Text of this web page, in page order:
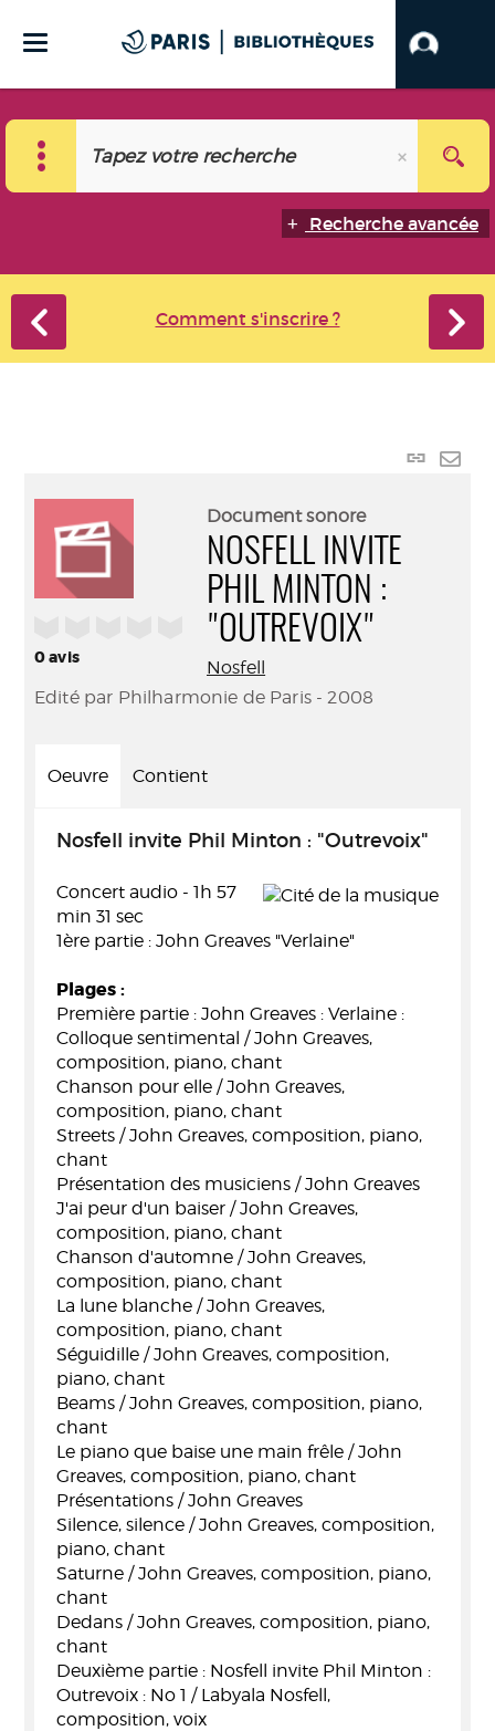
Recherche avancée
Comment s'inscrire ?
Lien
0avis
Document sonore
NOSFELL INVITE
PHIL MINTON :
"OUTREVOIX"
Nosfell
Edité par Philharmonie de Paris - 2008
Oeuvre Contient
Nosfell invite Phil Minton : "Outrevoix"
Concert audio - 1h 57
min 31 sec
1ère partie : John Greaves "Verlaine"
Plages :
Première partie : John Greaves : Verlaine :
Colloque sentimental / John Greaves,
composition, piano, chant
Chanson pour elle / John Greaves,
composition, piano, chant
Streets / John Greaves, composition, piano,
chant
Présentation des musiciens / John Greaves
J'ai peur d'un baiser / John Greaves,
composition, piano, chant
Chanson d'automne / John Greaves,
composition, piano, chant
La lune blanche / John Greaves,
composition, piano, chant
Séguidille / John Greaves, composition,
piano, chant
Beams / John Greaves, composition, piano,
chant
Le piano que baise une main frêle / John
Greaves, composition, piano, chant
Présentations / John Greaves
Silence, silence / John Greaves, composition,
piano, chant
Saturne / John Greaves, composition, piano,
chant
Dedans / John Greaves, composition, piano,
chant
Deuxième partie : Nosfell invite Phil Minton :
Outrevoix : No 1 / Labyala Nosfell,
composition, voix